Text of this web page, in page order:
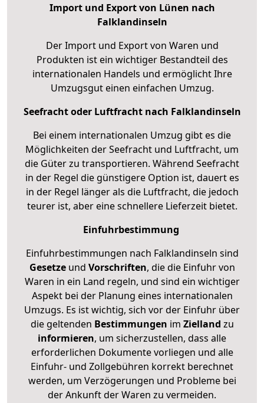
Import und Export von Lünen nach
Falklandinseln
Der Import und Export von Waren und
Produkten ist ein wichtiger Bestandteil des
internationalen Handels und ermöglicht Ihre
Umzugsgut einen einfachen Umzug.
Seefracht oder Luftfracht nach Falklandinseln
Bei einem internationalen Umzug gibt es die
Möglichkeiten der Seefracht und Luftfracht, um
die Güter zu transportieren. Während Seefracht
in der Regel die günstigere Option ist, dauert es
in der Regel länger als die Luftfracht, die jedoch
teurer ist, aber eine schnellere Lieferzeit bietet.
Einfuhrbestimmung
Einfuhrbestimmungen nach Falklandinseln sind
Gesetzeund Vorschriften, die die Einfuhr von
Waren in ein Land regeln, und sind ein wichtiger
Aspekt bei der Planung eines internationalen
Umzugs. Es ist wichtig, sich vor der Einfuhr über
die geltenden Bestimmungen im Zielland zu
informieren, um sicherzustellen, dass alle
erforderlichen Dokumente vorliegen und alle
Einfuhr- und Zollgebühren korrekt berechnet
werden, um Verzögerungen und Probleme bei
der Ankunft der Waren zu vermeiden.